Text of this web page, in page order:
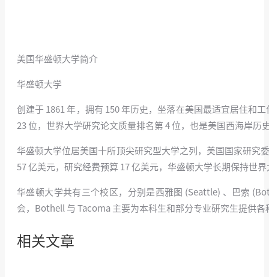
美国华盛顿大学简介
华盛顿大学
创建于 1861 年，拥有 150 年历史，坐落在美国最适宜居住和
23 位，世界大学研究论文质量排名第 4 位，也是美国西海岸
华盛顿大学位居美国十所顶尖研究型大学之列，美国国家研究
57 亿美元，研究经费预算 17 亿美元，华盛顿大学长期保持世
华盛顿大学共有三个校区，分别是西雅图 (Seattle) 、巴索
会，Bothell 与 Tacoma 主要为本科生和部分专业研究生提供各
相关文章